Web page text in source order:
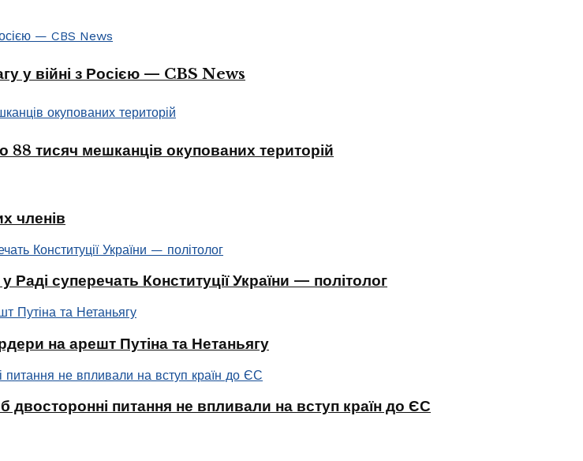
у війні з Росією — CBS News
тисяч мешканців окупованих територій
членів
суперечать Конституції України — політолог
на арешт Путіна та Нетаньягу
питання не впливали на вступ країн до ЄС